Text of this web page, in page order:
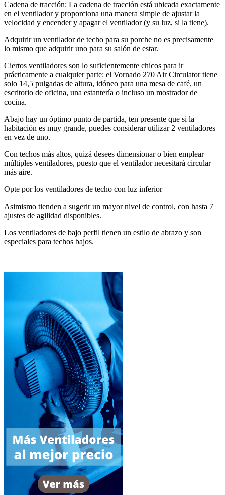
Cadena de tracción: La cadena de tracción está ubicada exactamente
en el ventilador y proporciona una manera simple de ajustar la
velocidad y encender y apagar el ventilador (y su luz, si la tiene).
Adquirir un ventilador de techo para su porche no es precisamente
lo mismo que adquirir uno para su salón de estar.
Ciertos ventiladores son lo suficientemente chicos para ir
prácticamente a cualquier parte: el Vornado 270 Air Circulator tiene
solo 14,5 pulgadas de altura, idóneo para una mesa de café, un
escritorio de oficina, una estantería o incluso un mostrador de
cocina.
Abajo hay un óptimo punto de partida, ten presente que si la
habitación es muy grande, puedes considerar utilizar 2 ventiladores
en vez de uno.
Con techos más altos, quizá desees dimensionar o bien emplear
múltiples ventiladores, puesto que el ventilador necesitará circular
más aire.
Opte por los ventiladores de techo con luz inferior
Asimismo tienden a sugerir un mayor nivel de control, con hasta 7
ajustes de agilidad disponibles.
Los ventiladores de bajo perfil tienen un estilo de abrazo y son
especiales para techos bajos.